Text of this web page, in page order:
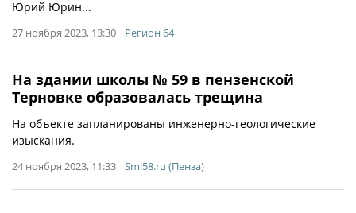
Юрий Юрин...
27 ноября 2023, 13:30 Регион 64
На здании школы № 59 в пензенской
Терновке образовалась трещина
На объекте запланированы инженерно-геологические
изыскания.
24 ноября 2023, 11:33 Smi58.ru (Пенза)